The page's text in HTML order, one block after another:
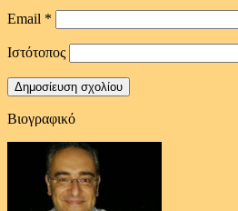
Email *
Ιστότοπος
Βιογραφικό